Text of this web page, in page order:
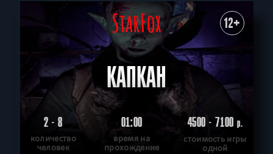
12+
КАПКАН
2 - 8
количество
человек
01:00
время на
прохождение
4500 - 7100р.
стоимость игры
одной